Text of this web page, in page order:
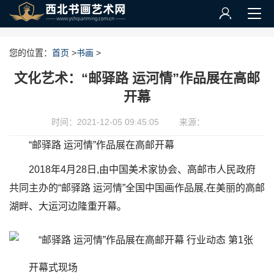
您的位置： 首页 >书画 >
文化艺术：“邮驿路 运河情”作品展在高邮
开幕
时间：2021-12-05 09:45:05 来源：
“邮驿路 运河情”作品展在高邮开幕
2018年4月28日,由中国美术家协会、高邮市人民政府
共同主办的“邮驿路 运河情”全国中国画作品展,在美丽的高邮
湖畔、大运河边隆重开幕。
开幕式现场